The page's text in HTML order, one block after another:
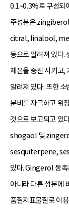
0.1~0.3%로 구성되
주성분은
citral, linalool,
등으로 알려져 있다.
체온을 증진 시키고,
알려져 있다. 또한
분비를 자극하고 위
것으로 보고되고 있
shogaol 및
sesquiterpene,
있다. Gingerol 동
아니라 다른 성분에
품질지표물질로 이